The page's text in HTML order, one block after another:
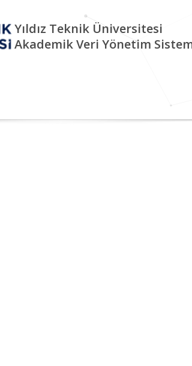
Yıldız Teknik Üniversitesi
Akademik Veri Yönetim